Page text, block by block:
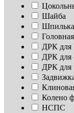
Шайба
Шпилька
ДРК
ДРК для
ДРК для
Колено
НСПС